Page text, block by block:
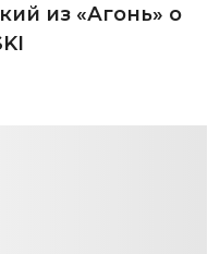
из «Агонь» о